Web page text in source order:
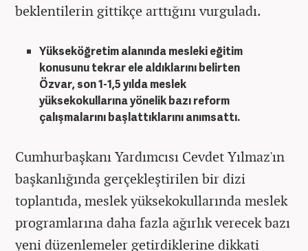
beklentilerin gittikçe arttığını vurguladı.
Yükseköğretim alanında mesleki eğitim
konusunu tekrar ele aldıklarını belirten
Özvar, son 1-1,5 yılda meslek
yüksekokullarına yönelik bazı reform
çalışmalarını başlattıklarını anımsattı.
Cumhurbaşkanı Yardımcısı Cevdet Yılmaz'ın
başkanlığında gerçekleştirilen bir dizi
toplantıda, meslek yüksekokullarında meslek
programlarına daha fazla ağırlık verecek bazı
yeni düzenlemeler getirdiklerine dikkati